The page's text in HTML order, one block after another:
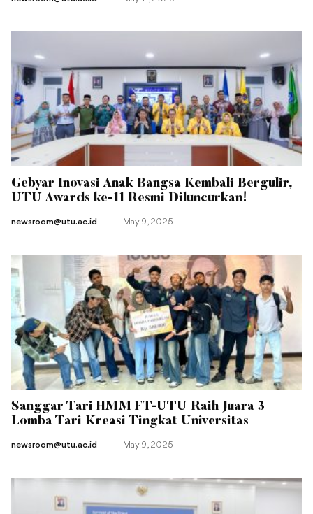
Gebyar Inovasi Anak Bangsa Kembali Bergulir,
UTU Awards ke-11 Resmi Diluncurkan!
newsroom@utu.ac.id May 9 , 2025
Sanggar Tari HMM FT-UTU Raih Juara 3
Lomba Tari Kreasi Tingkat Universitas
newsroom@utu.ac.id May 9 , 2025